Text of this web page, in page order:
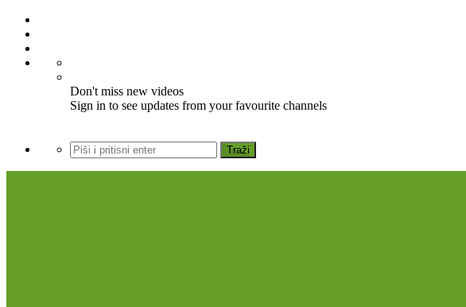
Don't miss new videos
Sign in to see updates from your favourite channels